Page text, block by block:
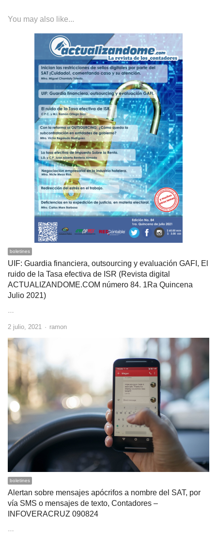
You may also like...
boletines
UIF: Guardia financiera, outsourcing y evaluación GAFI, El
ruido de la Tasa efectiva de ISR (Revista digital
ACTUALIZANDOME.COM número 84. 1Ra Quincena
Julio 2021)
2 julio, 2021 Author
ramon
boletines
Alertan sobre mensajes apócrifos a nombre del SAT, por
vía SMS o mensajes de texto, Contadores –
INFOVERACRUZ 090824
…